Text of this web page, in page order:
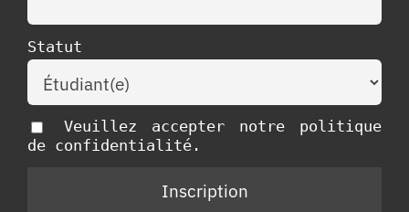
Statut
Veuillez accepter notre politique
de confidentialité.